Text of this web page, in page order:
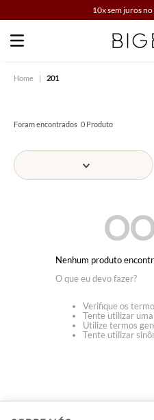
10x sem juros
201
0 Produto
Nenhum produto
O que eu devo fazer?
Verifique os
Tente utilizar
Utilize termos
Tente utilizar